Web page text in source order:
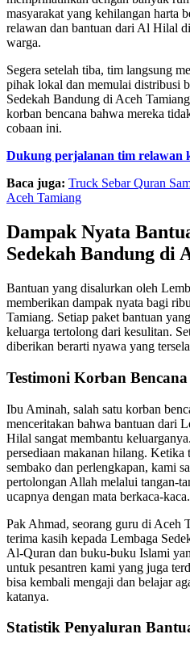
masyarakat yang kehilangan harta
relawan dan bantuan dari Al Hilal
warga.
Segera setelah tiba, tim langsung
pihak lokal dan memulai distribusi
Sedekah Bandung di Aceh
korban bencana bahwa mereka
cobaan ini.
Dukung perjalanan tim relawan
Baca juga: Truck Sebar Quran
Aceh Tamiang
Dampak Nyata
Sedekah Bandung di
Bantuan yang disalurkan oleh
memberikan dampak nyata bagi
Tamiang. Setiap paket bantuan
keluarga tertolong dari kesulitan.
diberikan berarti nyawa yang
Testimoni Korban Bencana
Ibu Aminah, salah satu korban
menceritakan bahwa bantuan dari
Hilal sangat membantu
persediaan makanan hilang.
sembako dan perlengkapan, kami
pertolongan Allah melalui tangan-
ucapnya dengan mata berkaca-kaca.
Pak Ahmad, seorang guru di Aceh
terima kasih kepada Lembaga
Al-Quran dan buku-buku Islami
untuk pesantren kami yang juga
bisa kembali mengaji dan belajar
katanya.
Statistik Penyaluran